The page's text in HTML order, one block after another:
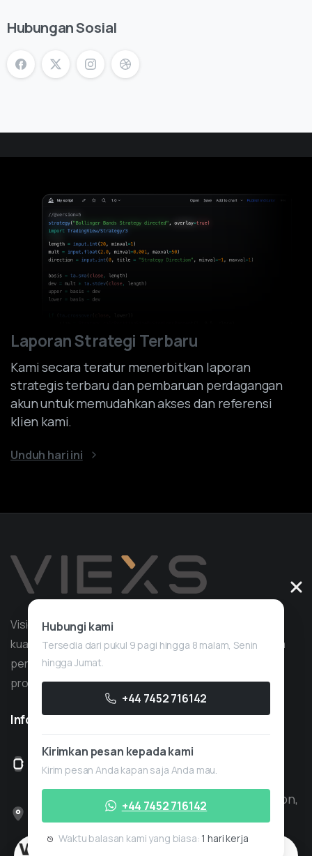
Hubungan Sosial
Hubungi kami
Tersedia dari pukul 9 pagi hingga 8 malam, Senin
hingga Jumat.
+44 7452 716142
Kirimkan pesan kepada kami
Kirim pesan Anda kapan saja Anda mau.
+44 7452 716142
Waktu balasan kami yang biasa: 1 hari kerja
Laporan Strategi Terbaru
Kami secara teratur menerbitkan laporan
strategis terbaru dan pembaruan perdagangan
akun untuk memudahkan akses dan referensi
klien kami.
Unduh hari ini
Vision Quant adalah perusahaan layanan trading
kuantitatif dengan pengalaman lebih dari 10 tahun dalam
pengembangan strategi, dengan fokus pada
proprietary trading.
Informasiyangberguna
Buka pukul 08.00-18.00, Senin-Jumat
Lantai 3 Lawford House, Albert Place, London,
Inggris Raya, N3 1QA